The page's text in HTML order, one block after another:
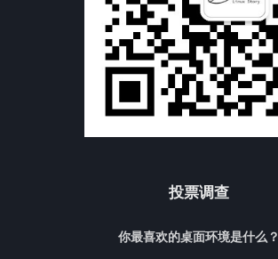
投票调查
你最喜欢的桌面环境是什么？